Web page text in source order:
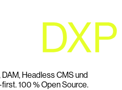
Headless CMS und
100 % Open Source.